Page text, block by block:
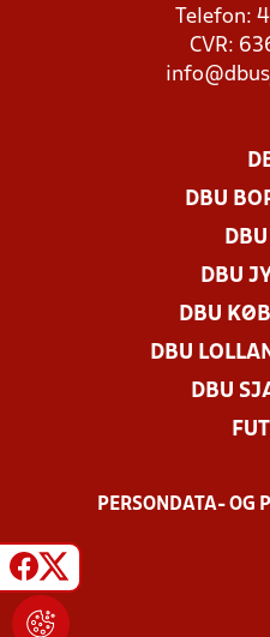
Telefon:
CVR:
DBU
DBU
DBU
DBU
DBU
PERSONDATA- OG